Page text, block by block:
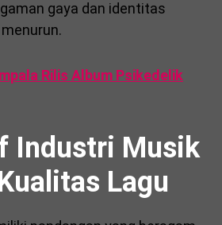
gaya dan identitas
Rilis Album Psikedelik
Industri Musik
Lagu